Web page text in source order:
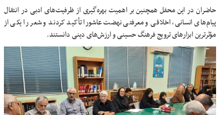
حاضران در این محفل همچنین بر اهمیت بهره‌گیری از ظرفیت‌های ادبی در انتقال
پیام‌های انسانی، اخلاقی و معرفتی نهضت عاشورا تأکید کردند و شعر را یکی از
مؤثرترین ابزارهای ترویج فرهنگ حسینی و ارزش‌های دینی دانستند.